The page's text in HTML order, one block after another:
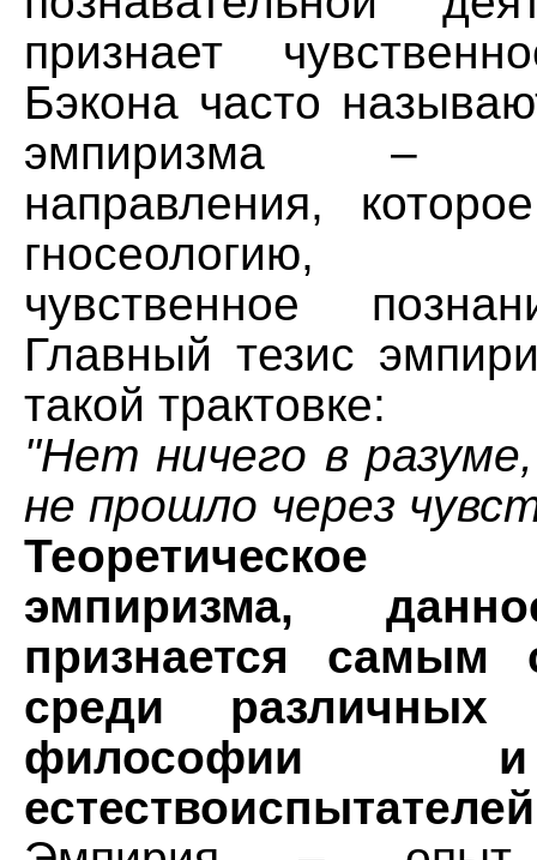
признает
Бэкона часто
эмпиризма –
направления,
гносеологию,
чувственное
Главный тезис
такой трактовке:
"Нет ничего в
не прошло через
Теоретическое
эмпиризма,
признается самым
среди различных
философии